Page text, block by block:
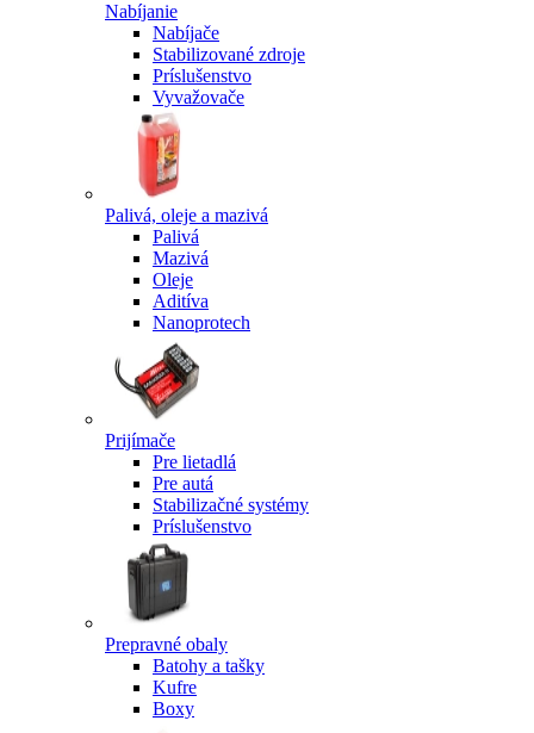
Nabíjanie
Nabíjače
Stabilizované zdroje
Príslušenstvo
Vyvažovače
Palivá, oleje a mazivá
Palivá
Mazivá
Oleje
Aditíva
Nanoprotech
Prijímače
Pre lietadlá
Pre autá
Stabilizačné systémy
Príslušenstvo
Prepravné obaly
Batohy a tašky
Kufre
Boxy